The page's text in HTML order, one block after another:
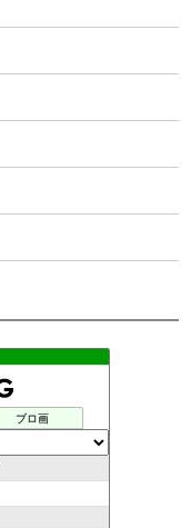
ブロ画